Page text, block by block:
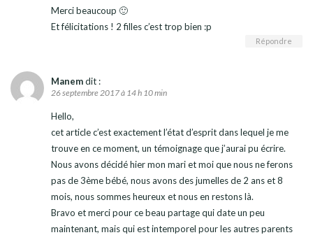
Merci beaucoup 🙂
Et félicitations ! 2 filles c’est trop bien :p
Répondre
Manemdit :
26 septembre 2017 à 14 h 10 min
Hello,
cet article c’est exactement l’état d’esprit dans lequel je me
trouve en ce moment, un témoignage que j’aurai pu écrire.
Nous avons décidé hier mon mari et moi que nous ne ferons
pas de 3ème bébé, nous avons des jumelles de 2 ans et 8
mois, nous sommes heureux et nous en restons là.
Bravo et merci pour ce beau partage qui date un peu
maintenant, mais qui est intemporel pour les autres parents